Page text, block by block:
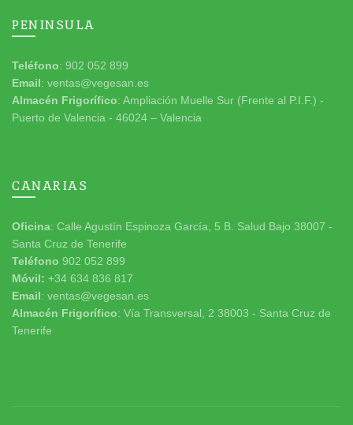
PENINSULA
Teléfono: 902 052 899
Email: ventas@vegesan.es
Almacén Frigorífico: Ampliación Muelle Sur (Frente al P.I.F.) -
Puerto de Valencia - 46024 – Valencia
CANARIAS
Oficina: Calle Agustín Espinoza García, 5 B. Salud Bajo 38007 -
Santa Cruz de Tenerife
Teléfono 902 052 899
Móvil: +34 634 836 817
Email: ventas@vegesan.es
Almacén Frigorífico: Vía Transversal, 2 38003 - Santa Cruz de
Tenerife